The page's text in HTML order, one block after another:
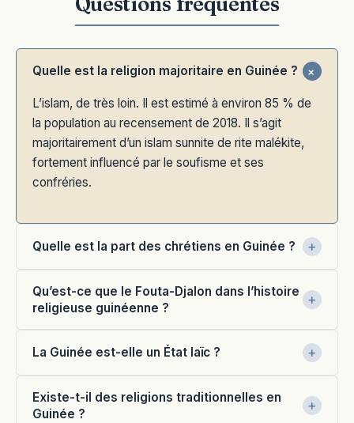
Quelle est la religion majoritaire en Guinée ?
L’islam, de très loin. Il est estimé à environ 85 % de
la population au recensement de 2018. Il s’agit
majoritairement d’un islam sunnite de rite malékite,
fortement influencé par le soufisme et ses
confréries.
Quelle est la part des chrétiens en Guinée ?
Qu’est-ce que le Fouta-Djalon dans l’histoire
religieuse guinéenne ?
La Guinée est-elle un État laïc ?
Existe-t-il des religions traditionnelles en
Guinée ?